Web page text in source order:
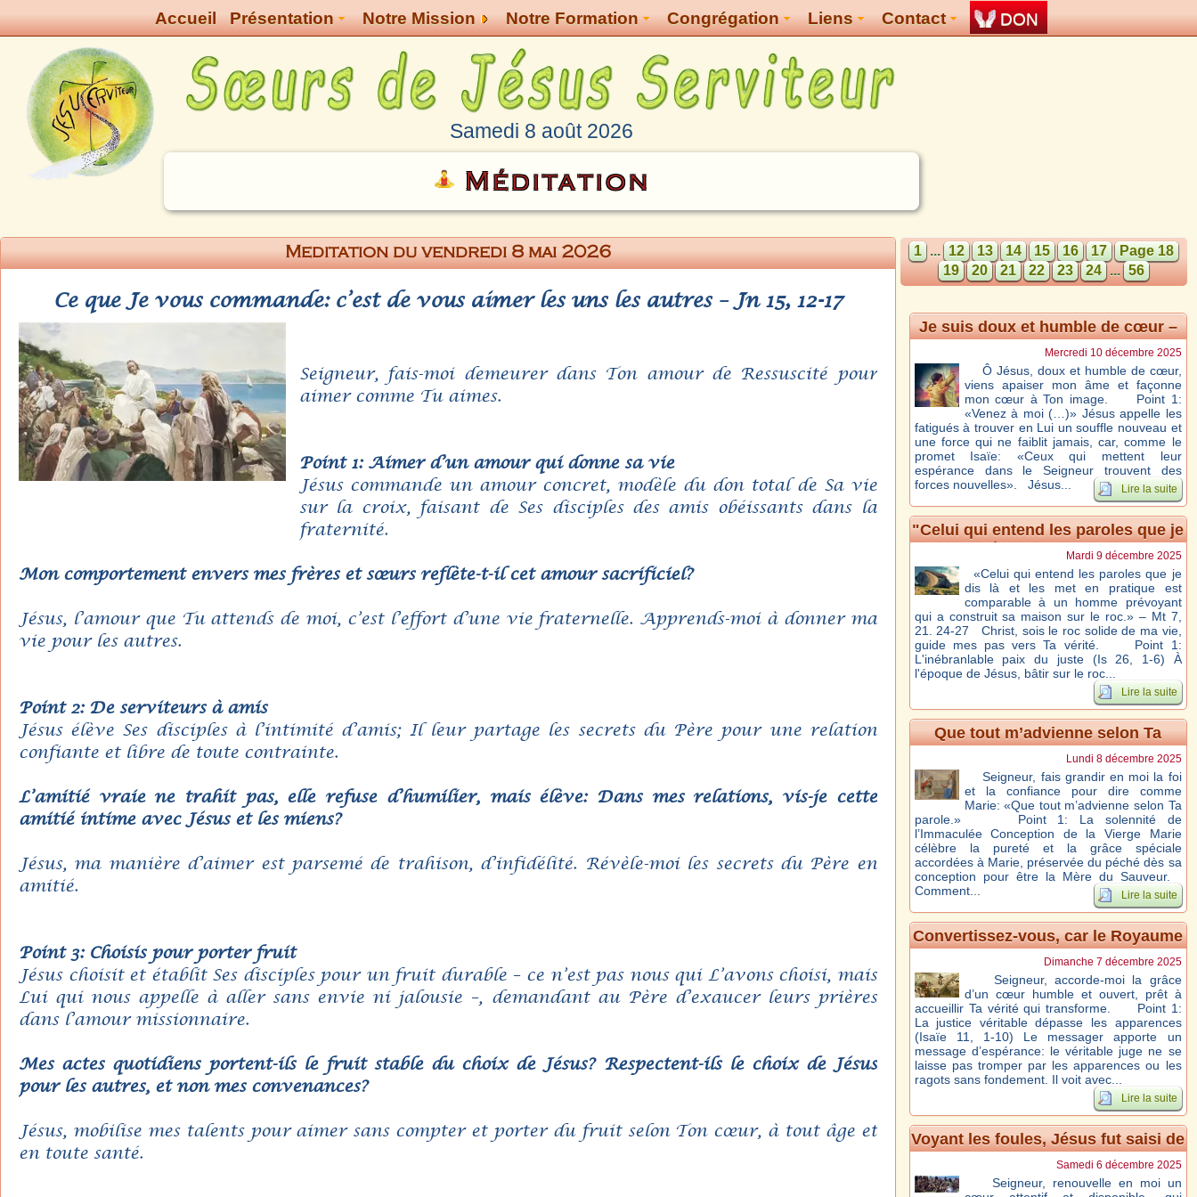
Accueil Présentation Notre Mission Notre Formation Congrégation Liens Contact DON
Samedi 8 août 2026
Méditation
Meditation du vendredi 8 mai 2026
Ce que Je vous commande: c’est de vous aimer les uns les autres – Jn 15, 12-17
Seigneur, fais-moi demeurer dans Ton amour de Ressuscité pour
aimer comme Tu aimes.
Point 1: Aimer d’un amour qui donne sa vie
Jésus commande un amour concret, modèle du don total de Sa vie
sur la croix, faisant de Ses disciples des amis obéissants dans la
fraternité.
Mon comportement envers mes frères et sœurs reflète-t-il cet amour sacrificiel?
Jésus, l’amour que Tu attends de moi, c’est l’effort d’une vie fraternelle. Apprends-moi à donner ma
vie pour les autres.
Point 2: De serviteurs à amis
Jésus élève Ses disciples à l’intimité d’amis; Il leur partage les secrets du Père pour une relation
confiante et libre de toute contrainte.
L’amitié vraie ne trahit pas, elle refuse d’humilier, mais élève: Dans mes relations, vis-je cette
amitié intime avec Jésus et les miens?
Jésus, ma manière d’aimer est parsemé de trahison, d’infidélité. Révèle-moi les secrets du Père en
amitié.
Point 3: Choisis pour porter fruit
Jésus choisit et établit Ses disciples pour un fruit durable – ce n’est pas nous qui L’avons choisi, mais
Lui qui nous appelle à aller sans envie ni jalousie –, demandant au Père d’exaucer leurs prières
dans l’amour missionnaire.
Mes actes quotidiens portent-ils le fruit stable du choix de Jésus? Respectent-ils le choix de Jésus
pour les autres, et non mes convenances?
Jésus, mobilise mes talents pour aimer sans compter et porter du fruit selon Ton cœur, à tout âge et
en toute santé.
1 ... 12 13 14 15 16 17
Page 18
19
20 21 22 23 24 ... 56
Je suis doux et humble de cœur –
Mt 11, 28-30
Mercredi 10 décembre 2025
Ô Jésus, doux et humble de cœur,
viens apaiser mon âme et façonne
mon cœur à Ton image. Point 1:
«Venez à moi (…)» Jésus appelle les
fatigués à trouver en Lui un souffle nouveau et
une force qui ne faiblit jamais, car, comme le
promet Isaïe: «Ceux qui mettent leur
espérance dans le Seigneur trouvent des
forces nouvelles». Jésus...
Lire la suite
"Celui qui entend les paroles que je
dis là..." Mt 7, 21. 24-27
Mardi 9 décembre 2025
«Celui qui entend les paroles que je
dis là et les met en pratique est
comparable à un homme prévoyant
qui a construit sa maison sur le roc.» – Mt 7,
21. 24-27 Christ, sois le roc solide de ma vie,
guide mes pas vers Ta vérité. Point 1:
L'inébranlable paix du juste (Is 26, 1-6) À
l'époque de Jésus, bâtir sur le roc...
Lire la suite
Que tout m’advienne selon Ta
parole. – Lc 1, 26-38Lundi 8 décembre 2025
Seigneur, fais grandir en moi la foi
et la confiance pour dire comme
Marie: «Que tout m’advienne selon Ta
parole.» Point 1: La solennité de
l’Immaculée Conception de la Vierge Marie
célèbre la pureté et la grâce spéciale
accordées à Marie, préservée du péché dès sa
conception pour être la Mère du Sauveur.
Comment...
Lire la suite
Convertissez-vous, car le Royaume
des Cieux est tout proche – Mt 3, 1-
12
Dimanche 7 décembre 2025
Seigneur, accorde-moi la grâce
d’un cœur humble et ouvert, prêt à
accueillir Ta vérité qui transforme. Point 1:
La justice véritable dépasse les apparences
(Isaïe 11, 1-10) Le messager apporte un
message d’espérance: le véritable juge ne se
laisse pas tromper par les apparences ou les
ragots sans fondement. Il voit avec...
Lire la suite
Voyant les foules, Jésus fut saisi de
compassion – Mt 9, 35-10, 1.5a,6-8
Samedi 6 décembre 2025
Seigneur, renouvelle en moi un